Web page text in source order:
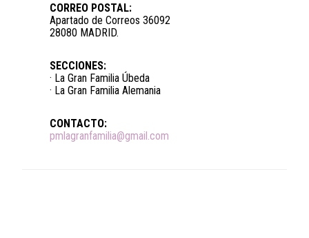
CORREO POSTAL:
Apartado de Correos 36092
28080 MADRID.
SECCIONES:
· La Gran Familia Úbeda
· La Gran Familia Alemania
CONTACTO:
pmlagranfamilia@gmail.com